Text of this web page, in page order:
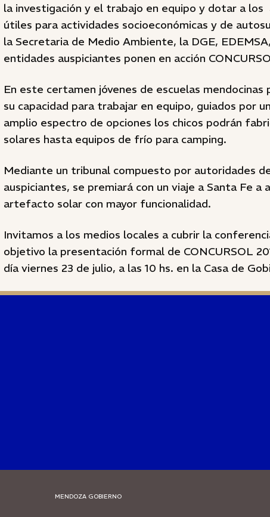
la investigación y el trabajo en equipo y dotar a
útiles para actividades socioeconómicas y de
la Secretaria de Medio Ambiente, la DGE,
entidades auspiciantes ponen en acción
En este certamen jóvenes de escuelas mendocinas
su capacidad para trabajar en equipo, guiados por
amplio espectro de opciones los chicos podrán
solares hasta equipos de frío para camping.
Mediante un tribunal compuesto por autoridades
auspiciantes, se premiará con un viaje a Santa Fe
artefacto solar con mayor funcionalidad.
Invitamos a los medios locales a cubrir la
objetivo la presentación formal de CONCURSOL
día viernes 23 de julio, a las 10 hs. en la Casa de
MENDOZA GOBIERNO